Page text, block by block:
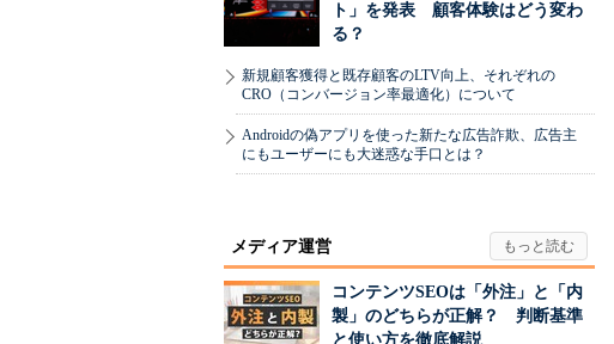
ト」を発表 顧客体験はどう変わ
る？
新規顧客獲得と既存顧客のLTV向上、それぞれの
CRO（コンバージョン率最適化）について
Androidの偽アプリを使った新たな広告詐欺、広告主
にもユーザーにも大迷惑な手口とは？
メディア運営
コンテンツSEOは「外注」と「内
製」のどちらが正解？ 判断基準
と使い方を徹底解説